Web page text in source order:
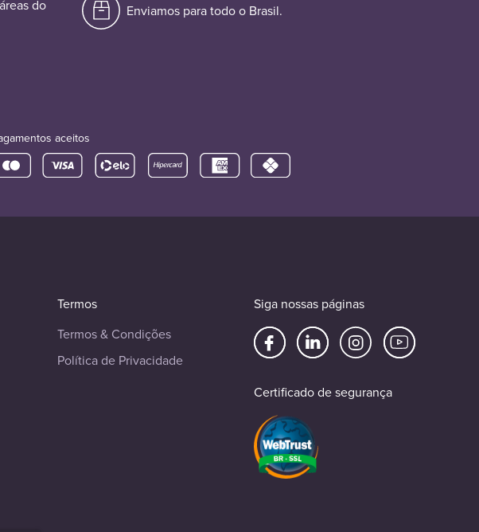
do Enviamos para todo o Brasil.
aceitos
Termos
Termos & Condições
Política de Privacidade
Siga nossas páginas
Certificado de segurança